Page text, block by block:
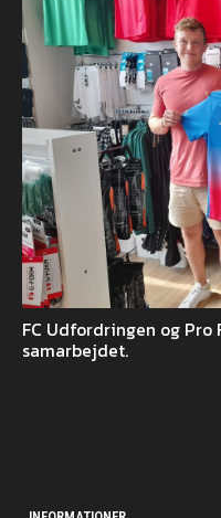
FC Udfordringen og
samarbejdet.